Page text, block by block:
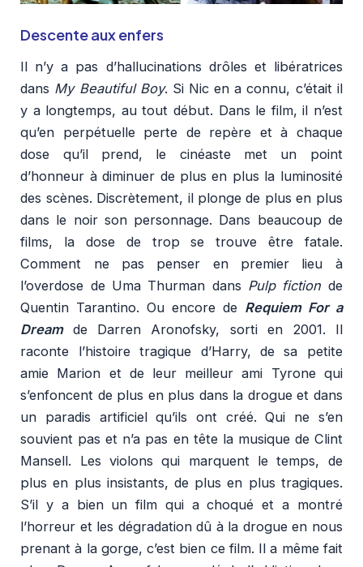
Descente aux enfers
Il n’y a pas d’hallucinations drôles et libératrices
dans My Beautiful Boy. Si Nic en a connu, c’était il
y a longtemps, au tout début. Dans le film, il n’est
qu’en perpétuelle perte de repère et à chaque
dose qu’il prend, le cinéaste met un point
d’honneur à diminuer de plus en plus la luminosité
des scènes. Discrètement, il plonge de plus en plus
dans le noir son personnage. Dans beaucoup de
films, la dose de trop se trouve être fatale.
Comment ne pas penser en premier lieu à
l’overdose de Uma Thurman dans Pulp fiction de
Quentin Tarantino. Ou encore de Requiem For a
Dreamde Darren Aronofsky, sorti en 2001. Il
raconte l’histoire tragique d’Harry, de sa petite
amie Marion et de leur meilleur ami Tyrone qui
s’enfoncent de plus en plus dans la drogue et dans
un paradis artificiel qu’ils ont créé. Qui ne s’en
souvient pas et n’a pas en tête la musique de Clint
Mansell. Les violons qui marquent le temps, de
plus en plus insistants, de plus en plus tragiques.
S’il y a bien un film qui a choqué et a montré
l’horreur et les dégradation dû à la drogue en nous
prenant à la gorge, c’est bien ce film. Il a même fait